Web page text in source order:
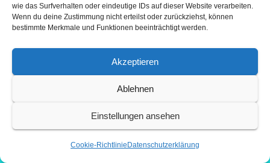
wie das Surfverhalten oder eindeutige IDs auf dieser Website verarbeiten.
Wenn du deine Zustimmung nicht erteilst oder zurückziehst, können
bestimmte Merkmale und Funktionen beeinträchtigt werden.
Akzeptieren
Ablehnen
Einstellungen ansehen
Cookie-Richtlinie Datenschutzerklärung
Versicherungen
Cookie-Richtlinie